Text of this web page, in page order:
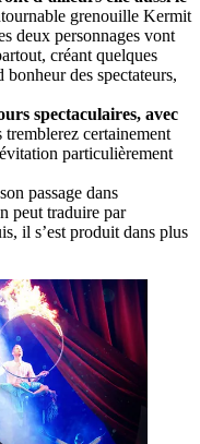
grenouille Kermit
deux personnages vont
créant quelques
des spectateurs,
spectaculaires, avec
tremblerez certainement
particulièrement
passage dans
peut traduire par
il s’est produit dans plus